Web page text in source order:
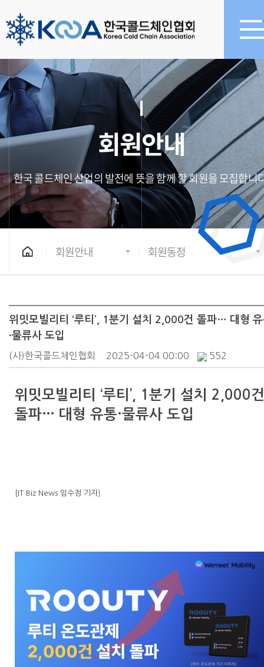
회원안내
한국 콜드체인 산업의 발전에 뜻을 함께 할 회원을 모집합니
회원안내 회원동정
위밋모빌리티 ‘루티’, 1분기 설치 2,000건 돌파… 대형
·물류사 도입
(사)한국콜드체인협회 2025-04-04 00:00 552
위밋모빌리티 ‘루티’, 1분기 설치 2,000건
돌파… 대형 유통·물류사 도입
[IT Biz News 임수정 기자]